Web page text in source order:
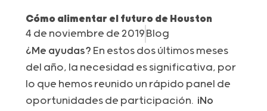
Cómo alimentar el futuro de Houston
4 de noviembre de 2019 Blog
¿Me ayudas? En estos dos últimos meses
del año, la necesidad es significativa, por
lo que hemos reunido un rápido panel de
oportunidades de participación. ¡No